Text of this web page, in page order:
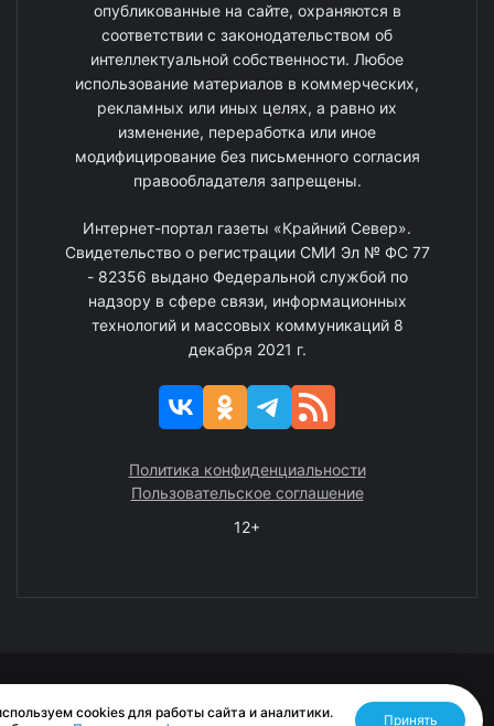
опубликованные на сайте, охраняются в
соответствии с законодательством об
интеллектуальной собственности. Любое
использование материалов в коммерческих,
рекламных или иных целях, а равно их
изменение, переработка или иное
модифицирование без письменного согласия
правообладателя запрещены.
Интернет-портал газеты «Крайний Север».
Свидетельство о регистрации СМИ Эл № ФС 77
- 82356 выдано Федеральной службой по
надзору в сфере связи, информационных
технологий и массовых коммуникаций 8
декабря 2021 г.
Политика конфиденциальности
Пользовательское соглашение
12+
cookies для работы сайта и аналитики.
Принять